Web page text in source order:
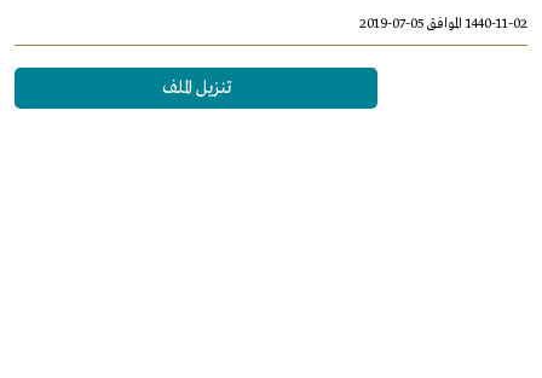
1440-11-02 الموافق 05-07-2019
تنزيل الملف